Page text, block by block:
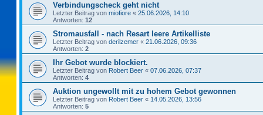
Verbindungscheck geht nicht
Letzter Beitrag von miofiore « 25.06.2026, 14:10
Antworten: 12
Stromausfall - nach Resart leere Artikelliste
Letzter Beitrag von derilzemer « 21.06.2026, 09:36
Antworten: 2
Ihr Gebot wurde blockiert.
Letzter Beitrag von Robert Beer « 07.06.2026, 07:37
Antworten: 4
Auktion ungewollt mit zu hohem Gebot gewonnen
Letzter Beitrag von Robert Beer « 14.05.2026, 13:56
Antworten: 5